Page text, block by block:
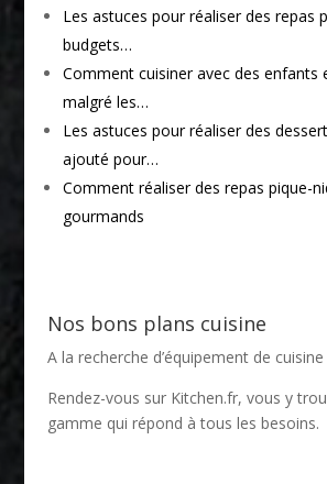
Les astuces pour réaliser des repas
budgets…
Comment cuisiner avec des enfants
malgré les…
Les astuces pour réaliser des
ajouté pour…
Comment réaliser des repas pique-
gourmands
Nos bons plans cuisine
A la recherche d’équipement de cuisine
Rendez-vous sur Kitchen.fr, vous y
gamme qui répond à tous les besoins.